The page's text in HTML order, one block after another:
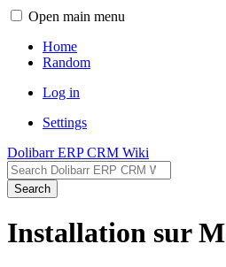
Open main menu
Home
Random
Log in
Settings
Dolibarr ERP CRM Wiki
Search
Installation sur